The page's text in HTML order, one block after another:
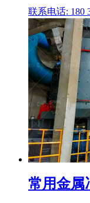
联系电话: 180
常用金属